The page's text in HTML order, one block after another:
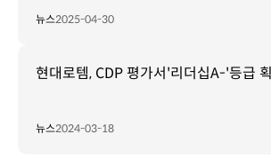
뉴스2025-04-30
현대로템, CDP 평가서'리더십A-'등급
뉴스2024-03-18